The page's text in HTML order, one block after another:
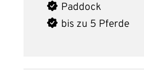
Paddock
bis zu 5 Pferde